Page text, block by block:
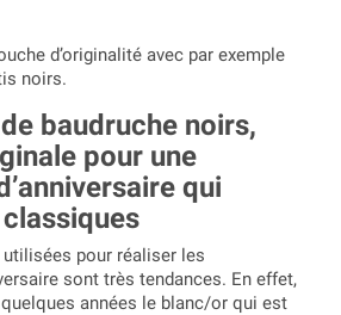
d’originalité avec par exemple
noirs.
baudruche noirs,
pour une
qui
pour réaliser les
sont très tendances. En effet,
années le blanc/or qui est